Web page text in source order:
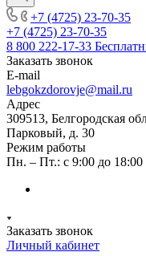
+7 (4725) 23-70-35
+7 (4725) 23-70-35
8 800 222-17-33
Заказать звонок
E-mail
lebgokzdorovje@mail.ru
Адрес
309513, Белгородская
Парковый, д. 30
Режим работы
Пн. – Пт.: с 9:00 до 18:00
Заказать звонок
Личный кабинет